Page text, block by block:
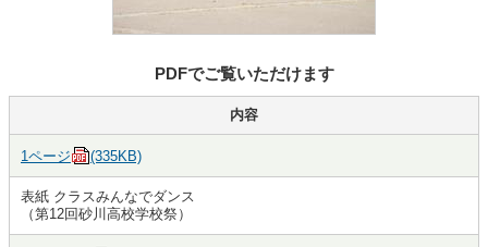
PDFでご覧いただけます
内容
1ページ (335KB)
表紙 クラスみんなでダンス
（第12回砂川高校学校祭）